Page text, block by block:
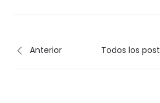
Anterior Todos los post